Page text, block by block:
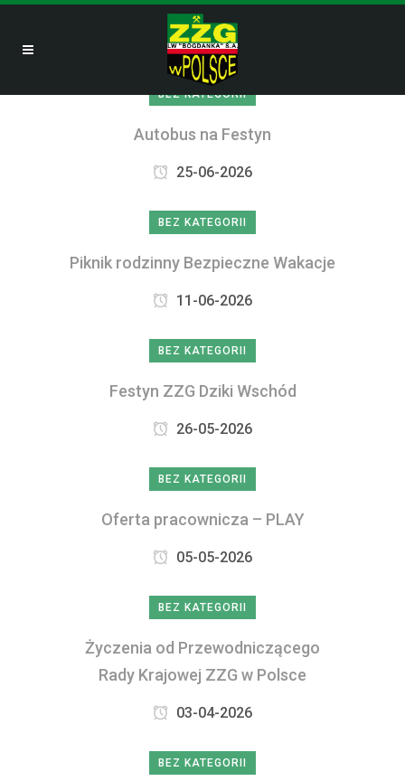
BEZ KATEGORII
Autobus na Festyn
25-06-2026
BEZ KATEGORII
Piknik rodzinny Bezpieczne Wakacje
11-06-2026
BEZ KATEGORII
Festyn ZZG Dziki Wschód
26-05-2026
BEZ KATEGORII
Oferta pracownicza – PLAY
05-05-2026
BEZ KATEGORII
Życzenia od Przewodniczącego
Rady Krajowej ZZG w Polsce
03-04-2026
BEZ KATEGORII